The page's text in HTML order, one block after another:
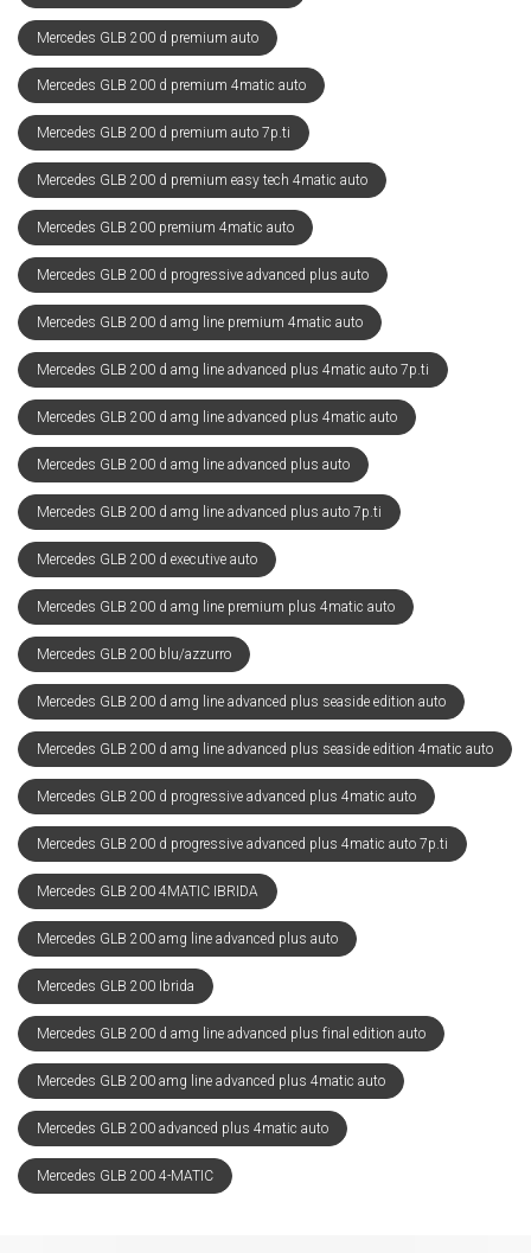
Mercedes GLB 200 d premium auto
Mercedes GLB 200 d premium 4matic auto
Mercedes GLB 200 d premium auto 7p.ti
Mercedes GLB 200 d premium easy tech 4matic auto
Mercedes GLB 200 premium 4matic auto
Mercedes GLB 200 d progressive advanced plus auto
Mercedes GLB 200 d amg line premium 4matic auto
Mercedes GLB 200 d amg line advanced plus 4matic auto 7p.ti
Mercedes GLB 200 d amg line advanced plus 4matic auto
Mercedes GLB 200 d amg line advanced plus auto
Mercedes GLB 200 d amg line advanced plus auto 7p.ti
Mercedes GLB 200 d executive auto
Mercedes GLB 200 d amg line premium plus 4matic auto
Mercedes GLB 200 blu/azzurro
Mercedes GLB 200 d amg line advanced plus seaside edition auto
Mercedes GLB 200 d amg line advanced plus seaside edition 4matic auto
Mercedes GLB 200 d progressive advanced plus 4matic auto
Mercedes GLB 200 d progressive advanced plus 4matic auto 7p.ti
Mercedes GLB 200 4MATIC IBRIDA
Mercedes GLB 200 amg line advanced plus auto
Mercedes GLB 200 Ibrida
Mercedes GLB 200 d amg line advanced plus final edition auto
Mercedes GLB 200 amg line advanced plus 4matic auto
Mercedes GLB 200 advanced plus 4matic auto
Mercedes GLB 200 4-MATIC